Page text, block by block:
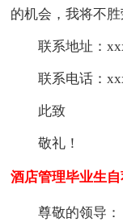
的机会，我将不胜
联系地址：
联系电话：
此致
敬礼！
酒店管理毕业生自
尊敬的领导：